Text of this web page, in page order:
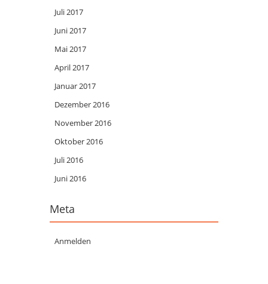
Juli 2017
Juni 2017
Mai 2017
April 2017
Januar 2017
Dezember 2016
November 2016
Oktober 2016
Juli 2016
Juni 2016
Meta
Anmelden